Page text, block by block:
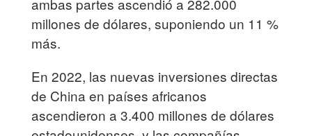
ambas partes ascendió a 282.000
millones de dólares, suponiendo un 11 %
más.
En 2022, las nuevas inversiones directas
de China en países africanos
ascendieron a 3.400 millones de dólares